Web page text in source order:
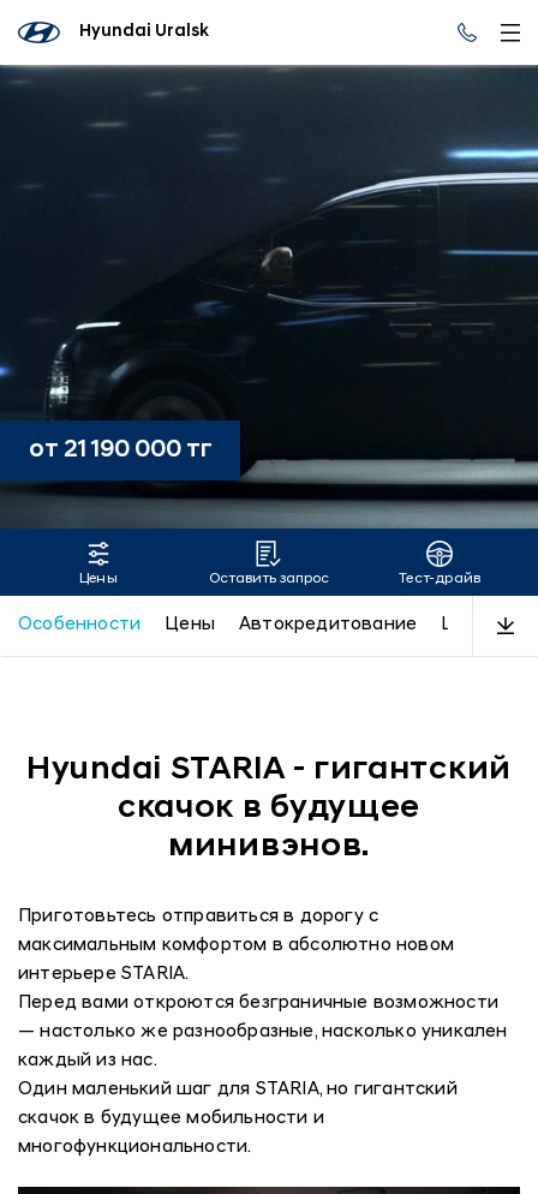
Hyundai Uralsk
STARIA
от 21 190 000 тг
Цены Оставить запрос Тест-драйв
Особенности Цены Автокредитование LUXE
Hyundai STARIA - гигантский
скачок в будущее
минивэнов.
Приготовьтесь отправиться в дорогу с
максимальным комфортом в абсолютно новом
интерьере STARIA.
Перед вами откроются безграничные возможности
— настолько же разнообразные, насколько уникален
каждый из нас.
Один маленький шаг для STARIA, но гигантский
скачок в будущее мобильности и
многофункциональности.